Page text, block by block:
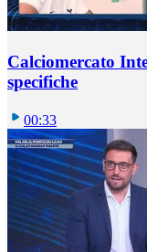
Calciomercato
specifiche
00:33